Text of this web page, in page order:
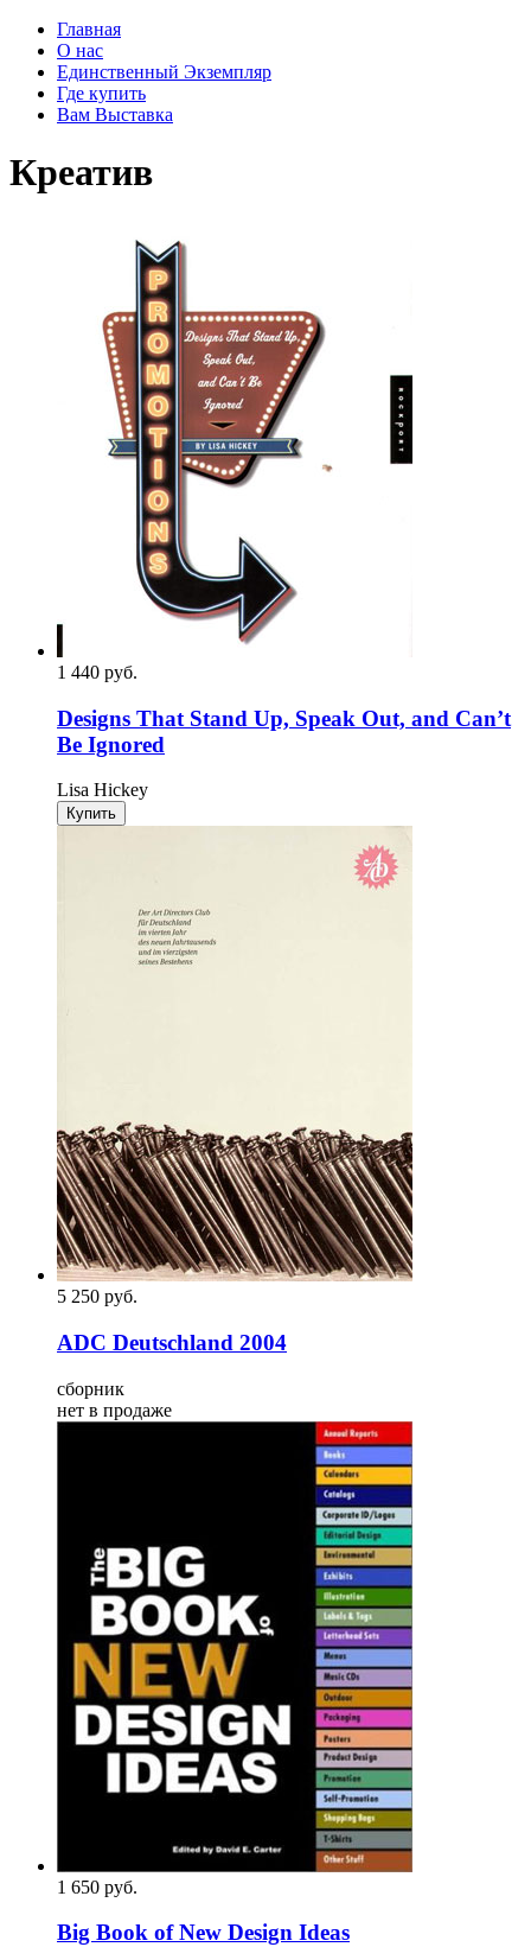
Главная
О нас
Единственный Экземпляр
Где купить
Вам Выставка
Креатив
1 440 pуб.
Designs That Stand Up, Speak Out, and Can’t
Be Ignored
Lisa Hickey
Купить
5 250 pуб.
ADC Deutschland 2004
сборник
нет в продаже
1 650 pуб.
Big Book of New Design Ideas